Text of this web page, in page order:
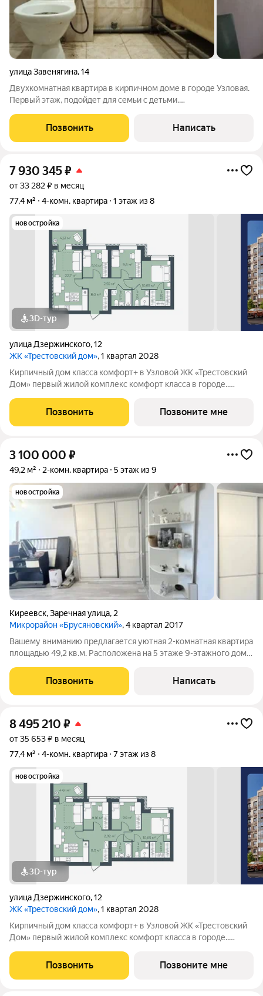
улица Завенягина,14
Двухкомнатная квартира в кирпичном доме в городе Узловая.
Первый этаж, подойдет для семьи с детьми.
температуру в любое время и экономите на коммунальных
платежах. Комнаты изолированы, окна выходят на
Позвонить Написать
7 930 345₽
от 33 282 ₽ в месяц
77,4 м²
4-комн. квартира 1 этаж из 8
новостройка
3D-тур
улица Дзержинского,12
ЖК «Трестовский дом», 1 квартал 2028
Кирпичный дом класса комфорт+ в Узловой ЖК «Трестовский
Дом» первый жилой комплекс комфорт класса в городе..
Кирпично-монолитный дом выполнен в современном стиле, с
теплым натуральным кирпичом
Позвонить Позвоните мне
3 100 000 ₽
49,2 м² 2-комн. квартира 5 этаж из 9
новостройка
Киреевск,Заречная улица, 2
Микрорайон «Брусяновский», 4 квартал 2017
Вашему вниманию предлагается уютная 2-комнатная квартира
площадью 49,2 кв.м. Расположена на 5 этаже 9-этажного дома
изолированные. Санузел раздельный. Пластиковые окна. В
квартире индивидуальное отопление,
Позвонить Написать
8 495 210 ₽
от 35 653 ₽ в месяц
77,4 м²
4-комн. квартира 7 этаж из 8
новостройка
3D-тур
улица Дзержинского,12
ЖК «Трестовский дом», 1 квартал 2028
Кирпичный дом класса комфорт+ в Узловой ЖК «Трестовский
Дом» первый жилой комплекс комфорт класса в городе..
Кирпично-монолитный дом выполнен в современном стиле, с
теплым натуральным кирпичом
Позвонить Позвоните мне